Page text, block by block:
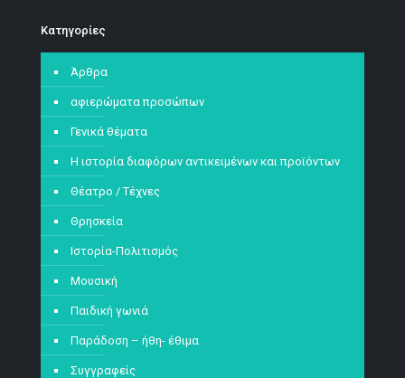
Kατηγορίες
Άρθρα
αφιερώματα προσώπων
Γενικά θέματα
Η ιστορία διαφόρων αντικειμένων και προϊόντων
Θέατρο / Τέχνες
Θρησκεία
Ιστορία-Πολιτισμός
Μουσική
Παιδική γωνιά
Παράδοση – ήθη- έθιμα
Συγγραφείς